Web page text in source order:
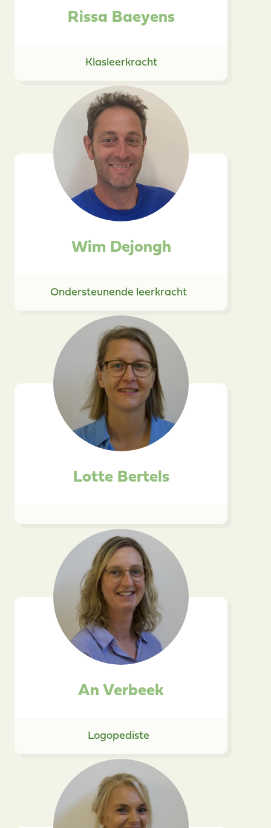
Rissa Baeyens
Klasleerkracht
Wim Dejongh
Ondersteunende leerkracht
Lotte Bertels
An Verbeek
Logopediste